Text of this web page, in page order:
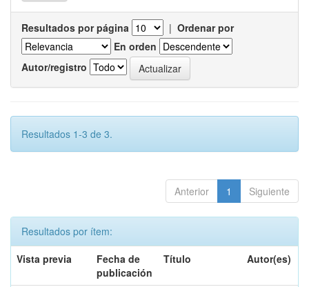
Resultados por página | Ordenar por
En orden
Autor/registro
Resultados 1-3 de 3.
Anterior 1 Siguiente
Resultados por ítem:
Vista previa
Fecha de
publicación
Título Autor(es)